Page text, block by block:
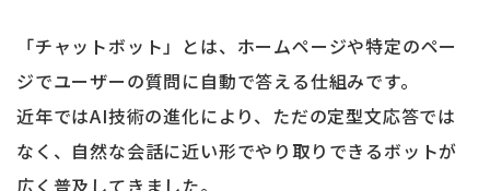
「チャットボット」とは、ホームページや特定のペー
ジでユーザーの質問に自動で答える仕組みです。
近年ではAI技術の進化により、ただの定型文応答では
なく、自然な会話に近い形でやり取りできるボットが
広く普及してきました。